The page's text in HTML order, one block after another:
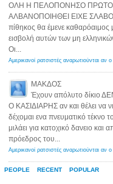
PEOPLE RECENT POPULAR
ΟΛΗ Η ΠΕΛΟΠΟΝΗΣΟ
ΑΛΒΑΝΟΠΟΙΗΘΕΙ ΕΙΧΕ
πίθηκος θα έμενε καθαρόαιμος
εισβολή αυτών των μη
Οι...
ΜΑΚΔΟΣ
Έχουν απόλυτο δίκιο
Ο ΚΑΣΙΔΙΑΡΗΣ αν και θέλει να
δέχομαι ενα πνευματικό τέκνο
μιλάει για κατοχικό δανειο και
πρόεδρος του...